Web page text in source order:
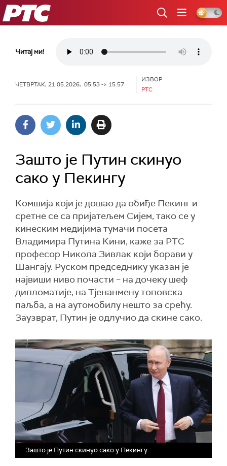
РТС
Читај ми!
ЧЕТВРТАК, 21.05.2026, 05:53 -> 15:57
ИЗВОР:
РТС
Зашто је Путин скинуо
сако у Пекингу
Комшија који је дошао да обиђе Пекинг и
сретне се са пријатељем Сијем, тако се у
кинеским медијима тумачи посета
Владимира Путина Кини, каже за РТС
професор Никола Зивлак који борави у
Шангају. Руском председнику указан је
највиши ниво почасти – на дочеку шеф
дипломатије, на Тјенанмену топовска
паљба, а на аутомобилу нешто за срећу.
Заузврат, Путин је одлучио да скине сако.
Зашто је Путин скинуо сако у Пекингу